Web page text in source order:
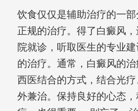
饮食仅仅是辅助治疗的一
正规的治疗。得了白癜风
院就诊，听取医生的专业
的治疗。通常，白癜风的
西医结合的方式，结合光
外兼治。保持良好的心态